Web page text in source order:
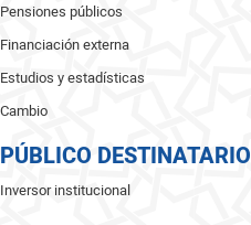
Pensiones públicos
Financiación externa
Estudios y estadísticas
Cambio
PÚBLICO DESTINATARIO
Inversor institucional